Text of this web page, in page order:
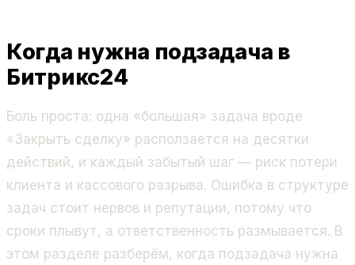
Когда нужна подзадача в
Битрикс24
Боль проста: одна «большая» задача вроде
«Закрыть сделку» расползается на десятки
действий, и каждый забытый шаг — риск потери
клиента и кассового разрыва. Ошибка в структуре
задач стоит нервов и репутации, потому что
сроки плывут, а ответственность размывается. В
этом разделе разберём, когда подзадача нужна